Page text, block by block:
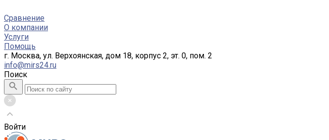
Сравнение
О компании
Услуги
Помощь
г. Москва, ул. Верхоянская, дом 18, корпус 2, эт. 0, пом. 2
info@mirs24.ru
Поиск
Войти